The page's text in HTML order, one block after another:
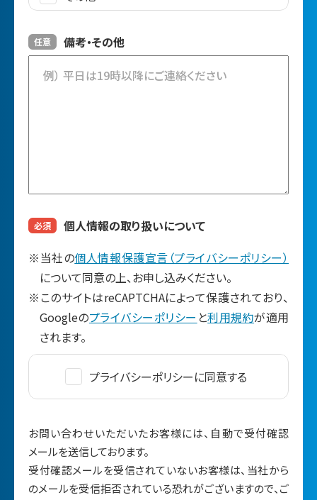
備考・その他
任意
個人情報の取り扱いについて
必須
※当社の個人情報保護宣言（プライバシーポリシー）
について同意の上、お申し込みください。
※このサイトはreCAPTCHAによって保護されており、
Googleのプライバシーポリシー と利用規約が適用
されます。
プライバシーポリシーに同意する
お問い合わせいただいたお客様には、自動で受付確認
メールを送信しております。
受付確認メールを受信されていないお客様は、当社から
のメールを受信拒否されている恐れがございますので、ご